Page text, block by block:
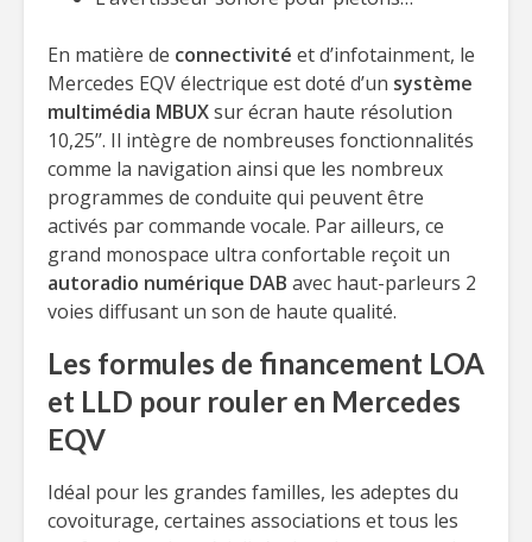
En matière de connectivité et d’infotainment, le
Mercedes EQV électrique est doté d’un système
multimédia MBUXsur écran haute résolution
10,25’’. Il intègre de nombreuses fonctionnalités
comme la navigation ainsi que les nombreux
programmes de conduite qui peuvent être
activés par commande vocale. Par ailleurs, ce
grand monospace ultra confortable reçoit un
autoradio numérique DAB avec haut-parleurs 2
voies diffusant un son de haute qualité.
Les formules de financement LOA
et LLD pour rouler en Mercedes
EQV
Idéal pour les grandes familles, les adeptes du
covoiturage, certaines associations et tous les